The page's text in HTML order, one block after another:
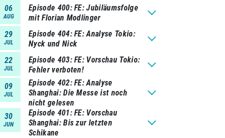
06
AUG
Episode 400 FE: Jubiläumsfolge
mit Florian Modlinger
29
JUL
Episode 404 FE: Analyse Tokio:
Nyck und Nick
22
JUL
Episode 403 FE: Vorschau Tokio:
Fehler verboten!
09
JUL
Episode 402 FE: Analyse
Shanghai: Die Messe ist noch
nicht gelesen
30
JUN
Episode 401 FE: Vorschau
Shanghai: Bis zur letzten
Schikane